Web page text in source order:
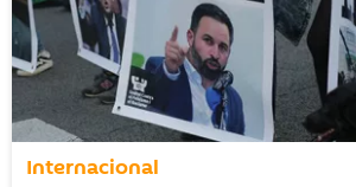
Internacional